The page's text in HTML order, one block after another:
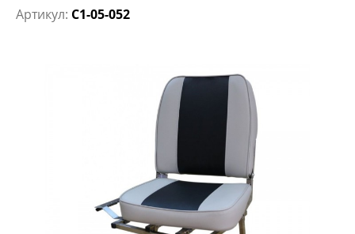
Артикул: С1-05-052